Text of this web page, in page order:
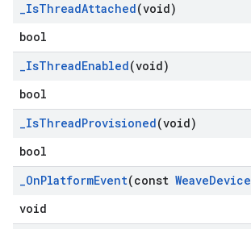
_IsThreadAttached(void)
bool
_IsThreadEnabled(void)
bool
_IsThreadProvisioned(void)
bool
_OnPlatformEvent(const WeaveDevice
void